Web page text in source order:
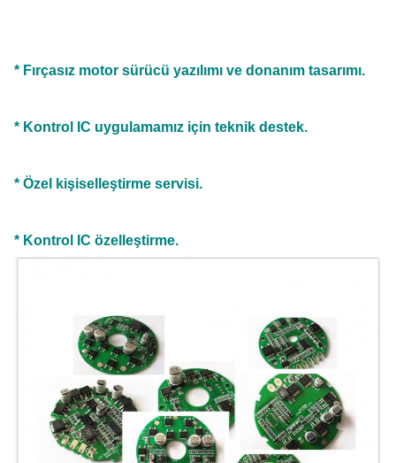
* Fırçasız motor sürücü yazılımı ve donanım tasarımı.
* Kontrol IC uygulamamız için teknik destek.
* Özel kişiselleştirme servisi.
* Kontrol IC özelleştirme.